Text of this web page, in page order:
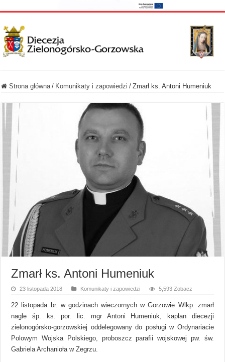
Strona główna / Komunikaty i zapowiedzi / Zmarł ks. Antoni Humeniuk
Zmarł ks. Antoni Humeniuk
23 listopada 2018 Komunikaty i zapowiedzi 5,593 Zobacz
22 listopada br. w godzinach wieczornych w Gorzowie Wlkp. zmarł
nagle śp. ks. por. lic. mgr Antoni Humeniuk, kapłan diecezji
zielonogórsko-gorzowskiej oddelegowany do posługi w Ordynariacie
Polowym Wojska Polskiego, proboszcz parafii wojskowej pw. św.
Gabriela Archanioła w Zegrzu.